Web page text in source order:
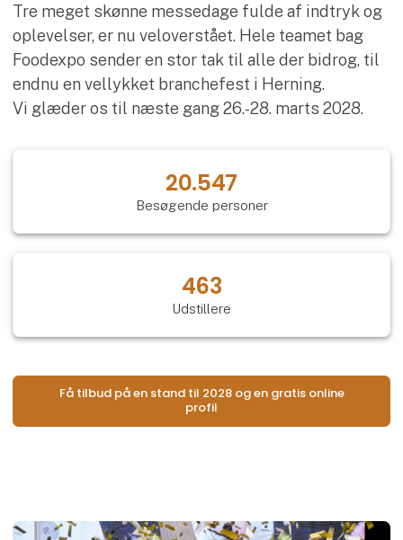
Tre meget skønne messedage fulde af indtryk og
oplevelser, er nu veloverstået. Hele teamet bag
Foodexpo sender en stor tak til alle der bidrog, til
endnu en vellykket branchefest i Herning.
Vi glæder os til næste gang 26.-28. marts 2028.
20.547
Besøgende personer
463
Udstillere
Få tilbud på en stand til 2028 og en gratis online
profil